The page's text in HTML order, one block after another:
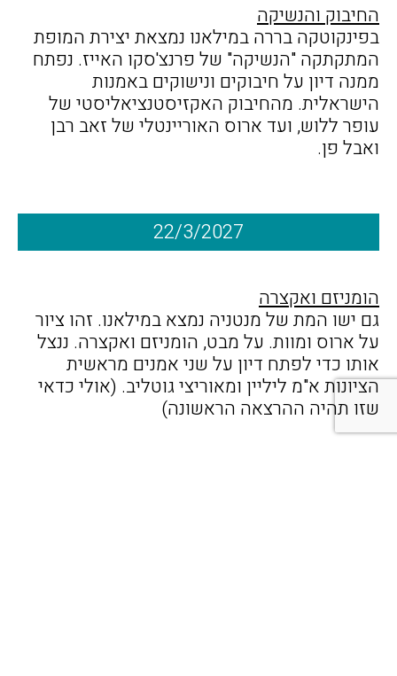
החיבוק והנשיקה
בפינקוטקה בררה במילאנו נמצאת יצירת המופת
המתקתקה "הנשיקה" של פרנצ'סקו האייז. נפתח
ממנה דיון על חיבוקים ונישוקים באמנות
הישראלית. מהחיבוק האקזיסטנציאליסטי של
עופר ללוש, ועד ארוס האוריינטלי של זאב רבן
ואבל פן.
22/3/2027
הומניזם ואקצרה
גם ישו המת של מנטניה נמצא במילאנו. זהו ציור
על ארוס ומוות. על מבט, הומניזם ואקצרה. ננצל
אותו כדי לפתח דיון על שני אמנים מראשית
הציונות א"מ ליליין ומאוריצי גוטליב. (אולי כדאי
שזו תהיה ההרצאה הראשונה)